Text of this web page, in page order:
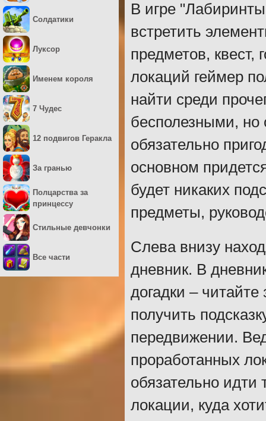
В игре
встретить
предметов, квест,
локаций геймер
найти среди
бесполезными, но
обязательно
основном
будет никаких
предметы,
Слева внизу
дневник. В
догадки –
получить
передвижении.
проработанных
обязательно идти
локации, куда
Солдатики
Луксор
Именем короля
7 Чудес
12 подвигов Геракла
За гранью
Полцарства за
принцессу
Стильные девчонки
Все части